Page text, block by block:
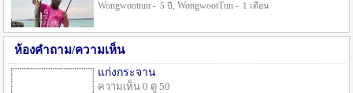
Wongwoottun - 5 ปี , WongwootTun - 1 เดือน
ห้องคำถาม/ความเห็น
แก่งกระจาน
ความเห็น 0 ดู 50